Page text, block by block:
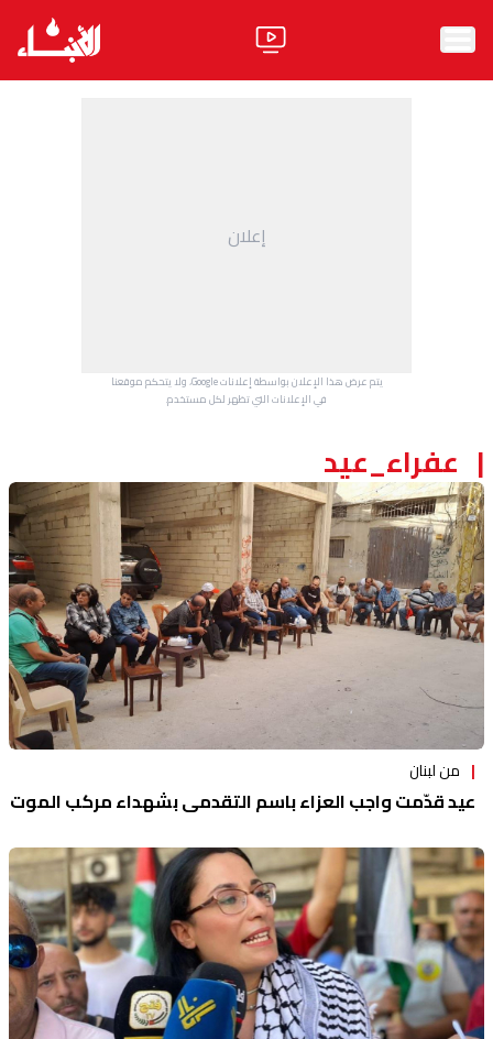
ثقافة ومجتمع
منوعات
إعلان
يتم عرض هذا الإعلان بواسطة إعلانات Google، ولا يتحكم موقعنا
في الإعلانات التي تظهر لكل مستخدم.
عفراء_عيد
من لبنان
عيد قدّمت واجب العزاء باسم التقدمي بشهداء مركب الموت